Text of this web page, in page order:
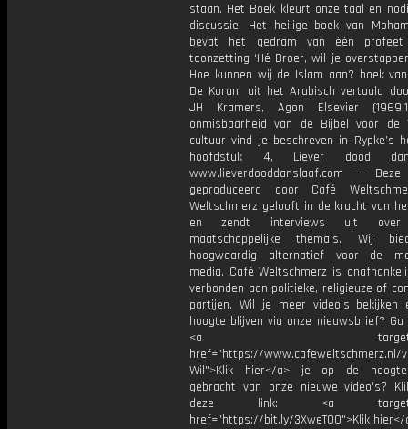
staan. Het Boek kleurt onze taal en
discussie. Het heilige boek van
bevat het gedram van één
toonzetting ‘Hé Broer, wil je
Hoe kunnen wij de Islam aan? boek
De Koran, uit het Arabisch vertaald
JH Kramers, Agon Elsevier
onmisbaarheid van de Bijbel voor de
cultuur vind je beschreven in Rypke’s
hoofdstuk 4, Liever dood
www.lieverdooddanslaaf.com ---
geproduceerd door Café
Weltschmerz gelooft in de kracht van
en zendt interviews uit over
maatschappelijke thema's. Wij
hoogwaardig alternatief voor de
media. Café Weltschmerz is
verbonden aan politieke, religieuze of
partijen. Wil je meer video's bekijken
hoogte blijven via onze nieuwsbrief? Ga
<a
href="https://www.cafeweltschmerz.nl/
Wil">Klik hier</a> je op de
gebracht van onze nieuwe video's?
deze link: <a
href="https://bit.ly/3XweTO0">Klik hier</